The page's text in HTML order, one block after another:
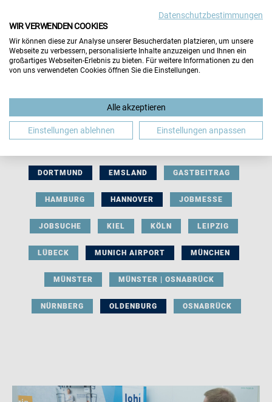
BERUFLICHE ORIENTIERUNG BEWERBUNG
DORTMUND EMSLAND GASTBEITRAG
HAMBURG HANNOVER JOBMESSE
JOBSUCHE KIEL KÖLN LEIPZIG
LÜBECK MUNICH AIRPORT MÜNCHEN
MÜNSTER MÜNSTER | OSNABRÜCK
NÜRNBERG OLDENBURG OSNABRÜCK
Datenschutzbestimmungen
WIR VERWENDEN COOKIES
Wir können diese zur Analyse unserer Besucherdaten platzieren, um unsere
Webseite zu verbessern, personalisierte Inhalte anzuzeigen und Ihnen ein
großartiges Webseiten-Erlebnis zu bieten. Für weitere Informationen zu den
von uns verwendeten Cookies öffnen Sie die Einstellungen.
Alle akzeptieren
Einstellungen ablehnen Einstellungen anpassen